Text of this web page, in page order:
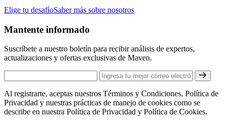
Elige tu desafíoSaber más sobre nosotros
Mantente informado
Suscríbete a nuestro boletín para recibir análisis de expertos,
actualizaciones y ofertas exclusivas de Maven.
Al registrarte, aceptas nuestros Términos y Condiciones, Política de
Privacidad y nuestras prácticas de manejo de cookies como se
describe en nuestra Política de Privacidad y Política de Cookies.